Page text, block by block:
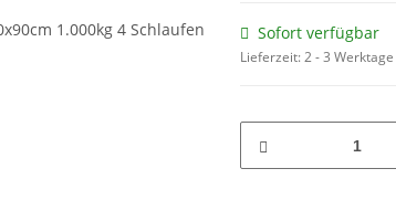
Sofort verfügbar
Lieferzeit:2 - 3 Werktage